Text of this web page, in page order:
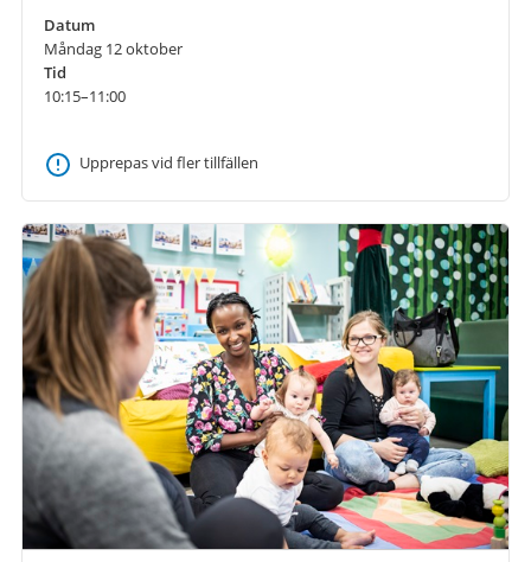
Datum
Måndag 12 oktober
Tid
10:15–11:00
Upprepas vid fler tillfällen